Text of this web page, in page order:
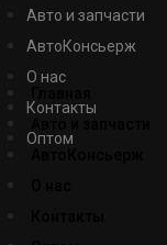
Авто и запчасти
АвтоКонсьерж
О нас
Контакты
Оптом